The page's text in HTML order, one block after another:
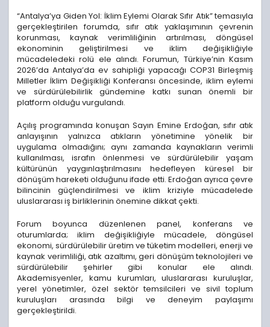
“Antalya’ya Giden Yol: İklim Eylemi Olarak Sıfır Atık” temasıyla
gerçekleştirilen forumda, sıfır atık yaklaşımının çevrenin
korunması, kaynak verimliliğinin artırılması, döngüsel
ekonominin geliştirilmesi ve iklim değişikliğiyle
mücadeledeki rolü ele alındı. Forumun, Türkiye’nin Kasım
2026’da Antalya’da ev sahipliği yapacağı COP31 Birleşmiş
Milletler İklim Değişikliği Konferansı öncesinde, iklim eylemi
ve sürdürülebilirlik gündemine katkı sunan önemli bir
platform olduğu vurgulandı.
Açılış programında konuşan Sayın Emine Erdoğan, sıfır atık
anlayışının yalnızca atıkların yönetimine yönelik bir
uygulama olmadığını; aynı zamanda kaynakların verimli
kullanılması, israfın önlenmesi ve sürdürülebilir yaşam
kültürünün yaygınlaştırılmasını hedefleyen küresel bir
dönüşüm hareketi olduğunu ifade etti. Erdoğan ayrıca çevre
bilincinin güçlendirilmesi ve iklim kriziyle mücadelede
uluslararası iş birliklerinin önemine dikkat çekti.
Forum boyunca düzenlenen panel, konferans ve
oturumlarda; iklim değişikliğiyle mücadele, döngüsel
ekonomi, sürdürülebilir üretim ve tüketim modelleri, enerji ve
kaynak verimliliği, atık azaltımı, geri dönüşüm teknolojileri ve
sürdürülebilir şehirler gibi konular ele alındı.
Akademisyenler, kamu kurumları, uluslararası kuruluşlar,
yerel yönetimler, özel sektör temsilcileri ve sivil toplum
kuruluşları arasında bilgi ve deneyim paylaşımı
gerçekleştirildi.